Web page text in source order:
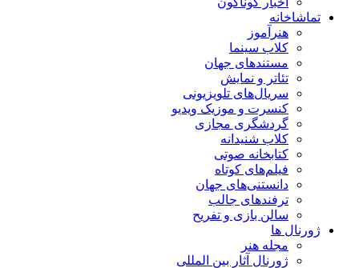
تماشاخانه
هنرآموز
کلاب سینما
مستندهای جهان
تئاتر و نمایش
سریال‌های تلویزیونی
کنسرت و موزیک ویدیو
گردشگری مجازی
کلاب شنیدانه
کتابخانه صوتی
فیلم‌های کوتاه
دانستنی‌های جهان
ترفندهای جالب
سالن بازی و تفریح
ژورنال ها
مجله هنر
ژورنال آثار بین المللی